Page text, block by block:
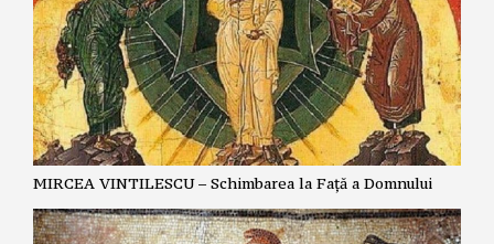
MIRCEA VINTILESCU – Schimbarea la Față a Domnului